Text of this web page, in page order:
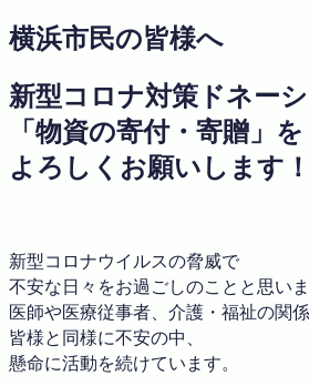
横浜市民の皆様へ
新型コロナ対策ドネー
「物資の寄付・寄贈」を
よろしくお願いします！
新型コロナウイルスの脅威で
不安な日々をお過ごしのことと思いま
医師や医療従事者、介護・福祉の関
皆様と同様に不安の中、
懸命に活動を続けています。